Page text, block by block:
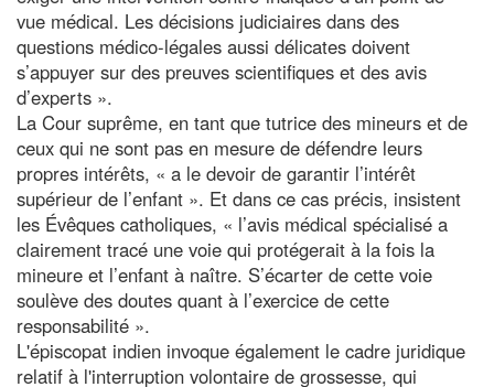
vue médical. Les décisions judiciaires dans des
questions médico-légales aussi délicates doivent
s’appuyer sur des preuves scientifiques et des avis
d’experts ».
La Cour suprême, en tant que tutrice des mineurs et de
ceux qui ne sont pas en mesure de défendre leurs
propres intérêts, « a le devoir de garantir l’intérêt
supérieur de l’enfant ». Et dans ce cas précis, insistent
les Évêques catholiques, « l’avis médical spécialisé a
clairement tracé une voie qui protégerait à la fois la
mineure et l’enfant à naître. S’écarter de cette voie
soulève des doutes quant à l’exercice de cette
responsabilité ».
L'épiscopat indien invoque également le cadre juridique
relatif à l'interruption volontaire de grossesse, qui